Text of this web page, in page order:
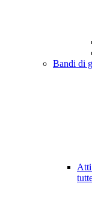
Bandi di
Atti